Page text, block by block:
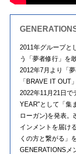
2011年グループと
う「夢者修行」を
2012年7月より「
「BRAVE IT OUT
2022年11⽉21日
YEAR"として「集
ローガン)を発表。
インメントを届け
くの方と繋がる」
GENERATIONSメ